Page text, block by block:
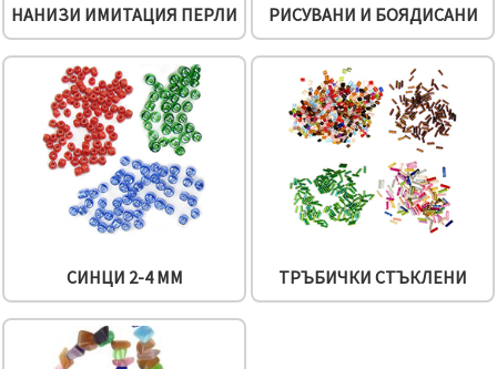
НАНИЗИ ИМИТАЦИЯ ПЕРЛИ РИСУВАНИ И БОЯДИСАНИ
СИНЦИ 2-4 ММ ТРЪБИЧКИ СТЪКЛЕНИ